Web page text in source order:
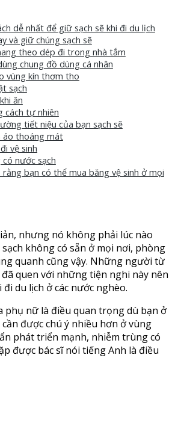
dễ nhất để giữ sạch sẽ khi đi du lịch
và giữ chúng sạch sẽ
theo dép đi trong nhà tắm
chung đồ dùng cá nhân
vùng kín thơm tho
sạch
ăn
cách tự nhiên
tiết niệu của bạn sạch sẽ
áo thoáng mát
vệ sinh
có nước sạch
bạn có thể mua băng vệ sinh ở mọi
nhưng nó không phải lúc nào
không có sẵn ở mọi nơi, phòng
quanh cũng vậy. Những người từ
đã quen với những tiện nghi này nên
du lịch ở các nước nghèo.
phụ nữ là điều quan trọng dù bạn ở
được chú ý nhiều hơn ở vùng
phát triển mạnh, nhiễm trùng có
được bác sĩ nói tiếng Anh là điều